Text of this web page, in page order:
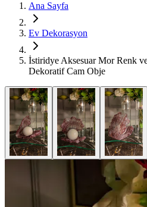
Ana Sayfa
Ev Dekorasyon
İstiridye Aksesuar Mor Renk
Dekoratif Cam Obje